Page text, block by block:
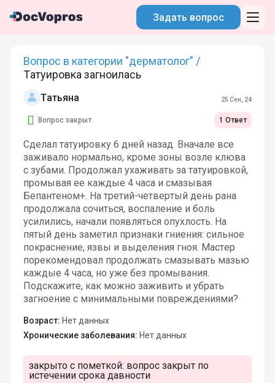
Задать вопрос
Вопрос в категории "дерматолог" /
Татуировка загноилась
Татьяна 25 Сен, 24
Вопрос закрыт 1 Ответ
Сделал татуировку 6 дней назад. Вначале все
заживало нормально, кроме зоны возле клюва
с зубами. Продолжал ухаживать за татуировкой,
промывая ее каждые 4 часа и смазывая
Бепантеном+. На третий-четвертый день рана
продолжала сочиться, воспаление и боль
усилились, начали появляться опухлость. На
пятый день заметил признаки гниения: сильное
покраснение, язвы и выделения гноя. Мастер
порекомендовал продолжать смазывать мазью
каждые 4 часа, но уже без промывания.
Подскажите, как можно заживить и убрать
загноение с минимальными повреждениями?
Возраст: Нет данных
Хронические заболевания: Нет данных
закрыто с пометкой: вопрос закрыт по
истечении срока давности